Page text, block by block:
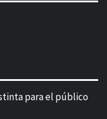
para el público